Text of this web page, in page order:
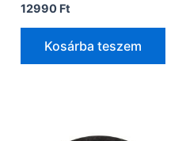
12990 Ft
Kosárba teszem